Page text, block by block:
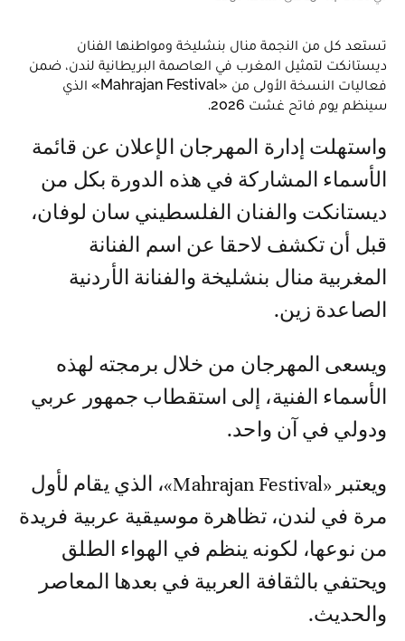
تستعد كل من النجمة منال بنشليخة ومواطنها الفنان
ديستانكت لتمثيل المغرب في العاصمة البريطانية لندن، ضمن
فعاليات النسخة الأولى من «Mahrajan Festival» الذي
سينظم يوم فاتح غشت 2026.
واستهلت إدارة المهرجان الإعلان عن قائمة
الأسماء المشاركة في هذه الدورة بكل من
ديستانكت والفنان الفلسطيني سان لوفان،
قبل أن تكشف لاحقا عن اسم الفنانة
المغربية منال بنشليخة والفنانة الأردنية
الصاعدة زين.
ويسعى المهرجان من خلال برمجته لهذه
الأسماء الفنية، إلى استقطاب جمهور عربي
ودولي في آن واحد.
ويعتبر «Mahrajan Festival»، الذي يقام لأول
مرة في لندن، تظاهرة موسيقية عربية فريدة
من نوعها، لكونه ينظم في الهواء الطلق
ويحتفي بالثقافة العربية في بعدها المعاصر
والحديث.